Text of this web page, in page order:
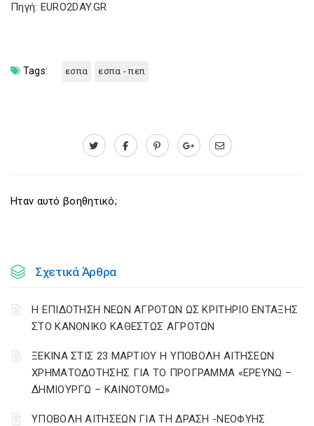
Πηγή: EURO2DAY.GR
Tags: εσπα εσπα - πεπ
Ηταν αυτό βοηθητικό;
Σχετικά Άρθρα
Η ΕΠΙΔΟΤΗΣΗ ΝΕΩΝ ΑΓΡΟΤΩΝ ΩΣ ΚΡΙΤΗΡΙΟ ΕΝΤΑΞΗΣ
ΣΤΟ ΚΑΝΟΝΙΚΟ ΚΑΘΕΣΤΩΣ ΑΓΡΟΤΩΝ
ΞΕΚΙΝΑ ΣΤΙΣ 23 ΜΑΡΤΙΟΥ Η ΥΠΟΒΟΛΗ ΑΙΤΗΣΕΩΝ
ΧΡΗΜΑΤΟΔΟΤΗΣΗΣ ΓΙΑ ΤΟ ΠΡΟΓΡΑΜΜΑ «ΕΡΕΥΝΩ –
ΔΗΜΙΟΥΡΓΩ – ΚΑΙΝΟΤΟΜΩ»
ΥΠΟΒΟΛΗ ΑΙΤΗΣΕΩΝ ΓΙΑ ΤΗ ΔΡΑΣΗ -ΝΕΟΦΥΗΣ